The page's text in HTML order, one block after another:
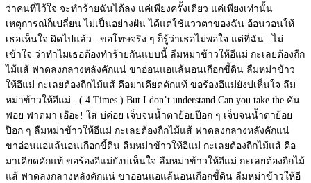
ว่าคนที่ไว้ใจ จะทำร้ายฉันได้ลง แค่เพียงครั้งเดียว แค่เพียงเท่านั้น
เหตุการณ์ก็เปลี่ยน ไม่เป็นอย่างฝัน ได้แต่ใช้แววตาของฉัน อ้อนวอนให้
เธอเห็นใจ ผิดไปแล้ว.. ขอโทษจริง ๆ ก็รู้ว่าเธอไม่พอใจ แต่ที่ฉัน.. ไม่
เข้าใจ ว่าทำไมเธอต้องทำร้ายกันแบบนี้ ลืมหม่าข้าวให้อีแม่ กะเลยต้องถืก
ไม้แส้ ฟาดลงกลางหลังคักแน่ ขาอ่อนแอแล้นอนเกือกขี้ดิน ลืมหม่าข้าว
ให้อีแม่ กะเลยต้องถืกไม้แส้ คือมาเคียดคักแท้ ขอร้องอีแม่ยังบ่เห็นใจ ลืม
หม่าข้าวให้อีแม่.. ( 4 Times ) But I don’t understand Can you take the คัน
ฟอย ฟาดมา เอ๊อะ! ใส่ บ่ค่อย เจ็บจนน้ำตาย้อยป๊อก ๆ เจ็บจนน้ำตาย้อย
ป๊อก ๆ ลืมหม่าข้าวให้อีแม่ กะเลยต้องถืกไม้แส้ ฟาดลงกลางหลังคักแน่
ขาอ่อนแอแล้นอนเกือกขี้ดิน ลืมหม่าข้าวให้อีแม่ กะเลยต้องถืกไม้แส้ คือ
มาเคียดคักแท้ ขอร้องอีแม่ยังบ่เห็นใจ ลืมหม่าข้าวให้อีแม่ กะเลยต้องถืกไม้
แส้ ฟาดลงกลางหลังคักแน่ ขาอ่อนแอแล้นอนเกือกขี้ดิน ลืมหม่าข้าวให้อี